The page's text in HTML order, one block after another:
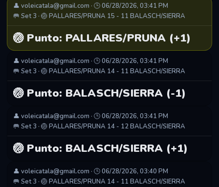
👤 voleicatala@gmail.com · 🕒 06/28/2026, 03:41 PM
🥅 Set 3 · 🏐 PALLARES/PRUNA 15 - 11 BALASCH/SIERRA
🏐 Punto: PALLARES/PRUNA (+1)
👤 voleicatala@gmail.com · 🕒 06/28/2026, 03:41 PM
🥅 Set 3 · 🏐 PALLARES/PRUNA 14 - 11 BALASCH/SIERRA
🏐 Punto: BALASCH/SIERRA (-1)
👤 voleicatala@gmail.com · 🕒 06/28/2026, 03:41 PM
🥅 Set 3 · 🏐 PALLARES/PRUNA 14 - 12 BALASCH/SIERRA
🏐 Punto: BALASCH/SIERRA (+1)
👤 voleicatala@gmail.com · 🕒 06/28/2026, 03:40 PM
🥅 Set 3 · 🏐 PALLARES/PRUNA 14 - 11 BALASCH/SIERRA